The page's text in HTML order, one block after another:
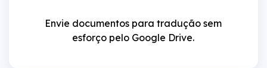
Envie documentos para tradução sem
esforço pelo Google Drive.